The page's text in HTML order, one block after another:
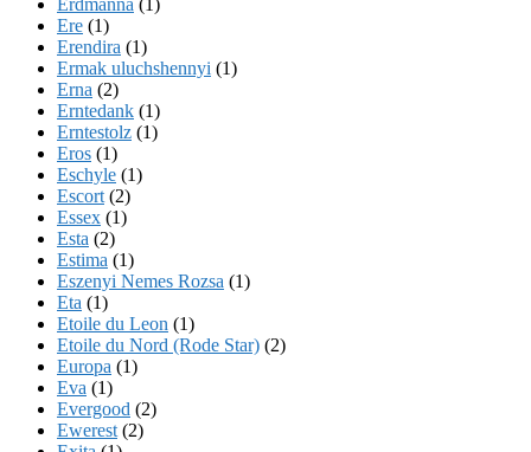
Ere (1)
Erendira (1)
Ermak uluchshennyi (1)
Erna (2)
Erntedank (1)
Erntestolz (1)
Eros (1)
Eschyle (1)
Escort (2)
Essex (1)
Esta (2)
Estima (1)
Eszenyi Nemes Rozsa (1)
Eta (1)
Etoile du Leon (1)
Etoile du Nord (Rode Star) (2)
Europa (1)
Eva (1)
Evergood (2)
Ewerest (2)